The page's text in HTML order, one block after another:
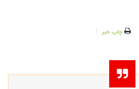
چاپ خبر